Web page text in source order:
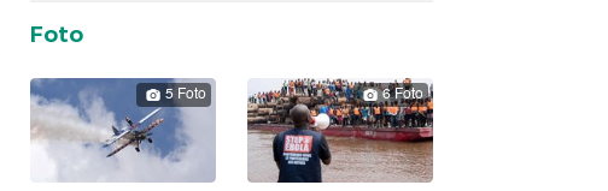
Foto
5 Foto 6 Foto